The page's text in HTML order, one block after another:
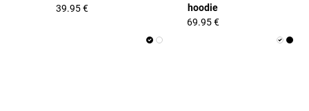
39.95 €
hoodie
69.95 €